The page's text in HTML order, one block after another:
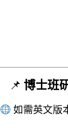
博士班
如需英文版